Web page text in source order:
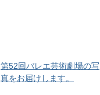
第52回バレエ芸術劇場の写
真をお届けします。